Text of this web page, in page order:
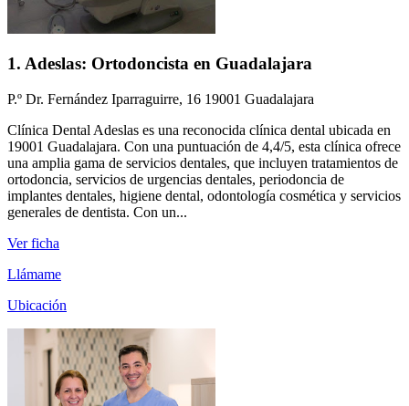
1. Adeslas: Ortodoncista en Guadalajara
P.º Dr. Fernández Iparraguirre, 16 19001 Guadalajara
Clínica Dental Adeslas es una reconocida clínica dental ubicada en
19001 Guadalajara. Con una puntuación de 4,4/5, esta clínica ofrece
una amplia gama de servicios dentales, que incluyen tratamientos de
ortodoncia, servicios de urgencias dentales, periodoncia de
implantes dentales, higiene dental, odontología cosmética y servicios
generales de dentista. Con un...
Ver ficha
Llámame
Ubicación